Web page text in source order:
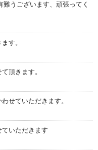
うございます、頑張ってく
す。
頂きます。
せていただきます。
いただきます